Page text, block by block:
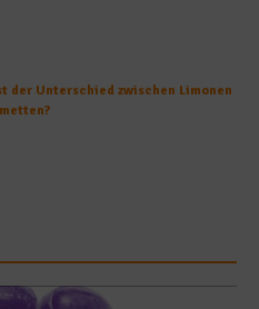
der Unterschied zwischen Limonen